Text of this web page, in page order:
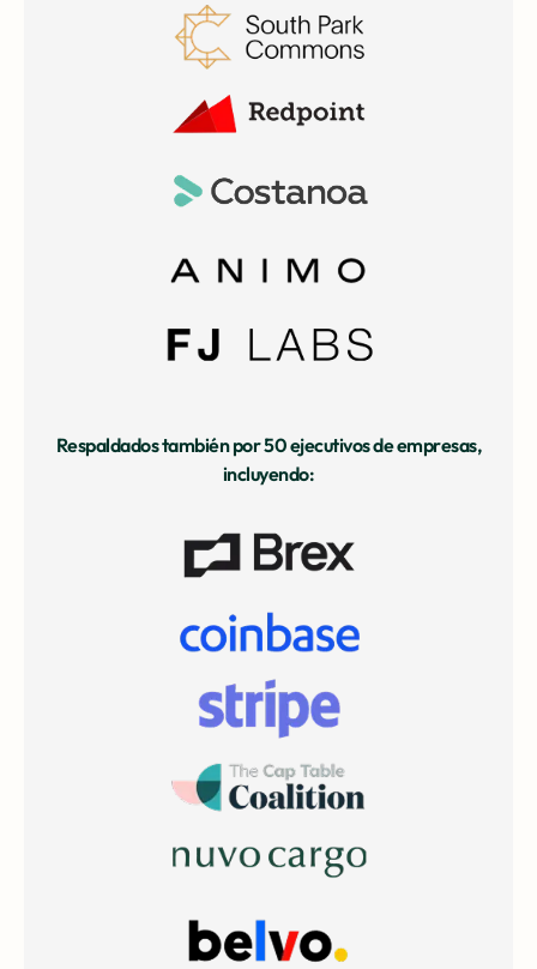
Respaldados también por 50 ejecutivos de empresas,
incluyendo: